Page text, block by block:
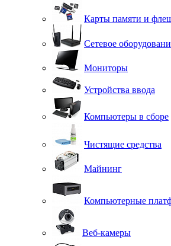
Карты памяти и
Сетевое
Мониторы
Устройства ввода
Компьютеры в сборе
Чистящие средства
Майнинг
Компьютерные
Веб-камеры